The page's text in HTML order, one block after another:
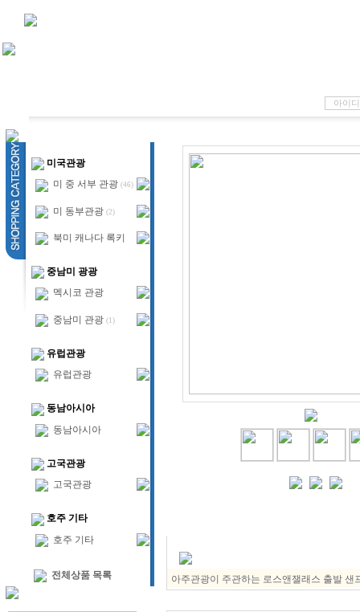
미국관광
미 중 서부 관광 (46)
미 동부관광 (2)
북미 캐나다 록키
중남미 광광
멕시코 관광
중남미 관광 (1)
유럽관광
유럽관광
동남아시아
동남아시아
고국관광
고국관광
호주 기타
호주 기타
전체상품 목록 아주관광이 주관하는 로스앤잴래스 출발